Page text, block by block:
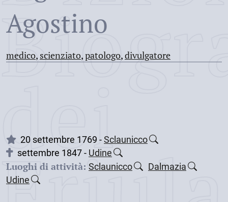
Agostino
medico, scienziato,patologo,divulgatore
dei
20 settembre 1769 -Sclaunicco
settembre 1847 - Udine
Luoghi di attività: Sclaunicco
Dalmazia
Udine